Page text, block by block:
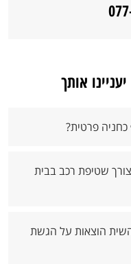
אותך
פרטית?
שטיפת רכב בבית
הוצאות על הגשת